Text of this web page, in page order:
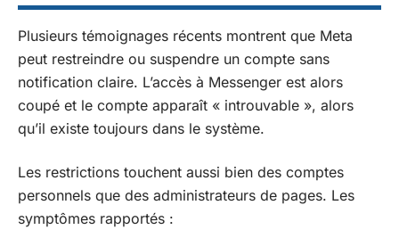
Plusieurs témoignages récents montrent que Meta
peut restreindre ou suspendre un compte sans
notification claire. L’accès à Messenger est alors
coupé et le compte apparaît « introuvable », alors
qu’il existe toujours dans le système.
Les restrictions touchent aussi bien des comptes
personnels que des administrateurs de pages. Les
symptômes rapportés :